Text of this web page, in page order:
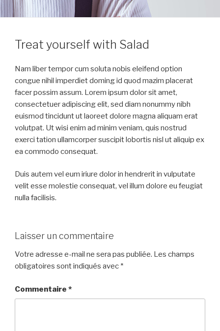
Treat yourself with Salad
Nam liber tempor cum soluta nobis eleifend option
congue nihil imperdiet doming id quod mazim placerat
facer possim assum. Lorem ipsum dolor sit amet,
consectetuer adipiscing elit, sed diam nonummy nibh
euismod tincidunt ut laoreet dolore magna aliquam erat
volutpat. Ut wisi enim ad minim veniam, quis nostrud
exerci tation ullamcorper suscipit lobortis nisl ut aliquip ex
ea commodo consequat.
Duis autem vel eum iriure dolor in hendrerit in vulputate
velit esse molestie consequat, vel illum dolore eu feugiat
nulla facilisis.
Laisser un commentaire
Votre adresse e-mail ne sera pas publiée. Les champs
obligatoires sont indiqués avec *
Commentaire *